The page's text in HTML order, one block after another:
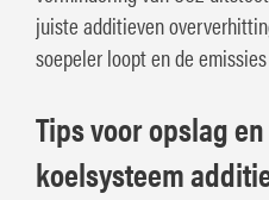
juiste additieven
soepeler loopt en de
Tips voor opslag
koelsysteem